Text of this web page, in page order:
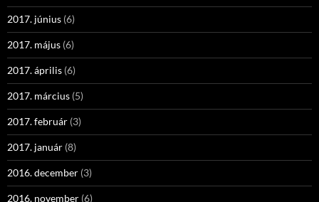
2017. június (6)
2017. május (6)
2017. április (6)
2017. március (5)
2017. február (3)
2017. január (8)
2016. december (3)
2016. november (6)